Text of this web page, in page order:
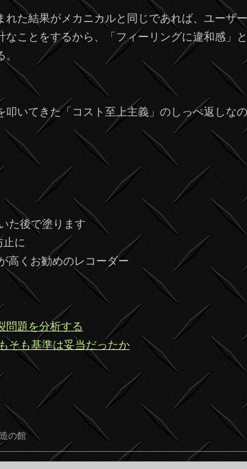
た結果がメカニカルと同じであれば、ユーザ
ことをするから、「フィーリングに違和感」
いてきた「コスト至上主義」のしっぺ返しな
た後で塗ります
止に
高くお勧めのレコーダー
問題を分析する
そも基準は妥当だったか
の館